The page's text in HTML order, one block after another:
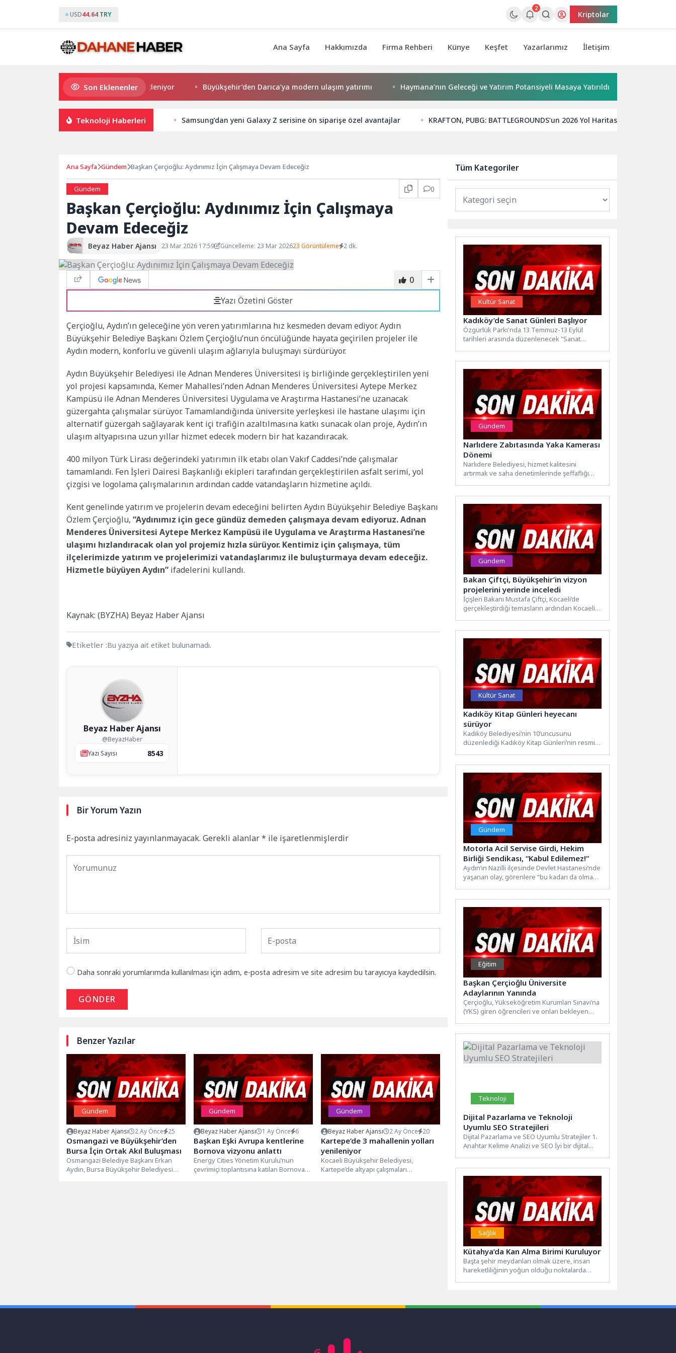
USD44.64 TRY
2
Kriptolar
Ana Sayfa Hakkımızda Firma Rehberi Künye Keşfet Yazarlarımız İletişim
Son Eklenenler
Burhaniye’de Ulaşım Ağı Güçleniyor Büyükşehir’den Darıca’ya modern ulaşım yatırımı Haymana’nın Geleceği ve Yatırım Potansiyeli Masaya Yatırıldı
Teknoloji Haberleri Samsung’dan yeni Galaxy Z serisine ön siparişe özel avantajlar KRAFTON, PUBG: BATTLEGROUNDS’un 2026 Yol Haritasını açıklama
Ana Sayfa Gündem Başkan Çerçioğlu: Aydınımız İçin Çalışmaya Devam Edeceğiz
Gündem 0
Başkan Çerçioğlu: Aydınımız İçin Çalışmaya
Devam Edeceğiz
Beyaz Haber Ajansı 23 Mar 2026 17:59 Güncelleme: 23 Mar 202623 Görüntüleme 2 dk.
0
Yazı Özetini Göster
Çerçioğlu, Aydın’ın geleceğine yön veren yatırımlarına hız kesmeden devam ediyor. Aydın
Büyükşehir Belediye Başkanı Özlem Çerçioğlu’nun öncülüğünde hayata geçirilen projeler ile
Aydın modern, konforlu ve güvenli ulaşım ağlarıyla buluşmayı sürdürüyor.
Aydın Büyükşehir Belediyesi ile Adnan Menderes Üniversitesi iş birliğinde gerçekleştirilen yeni
yol projesi kapsamında, Kemer Mahallesi’nden Adnan Menderes Üniversitesi Aytepe Merkez
Kampüsü ile Adnan Menderes Üniversitesi Uygulama ve Araştırma Hastanesi’ne uzanacak
güzergahta çalışmalar sürüyor. Tamamlandığında üniversite yerleşkesi ile hastane ulaşımı için
alternatif güzergah sağlayarak kent içi trafiğin azaltılmasına katkı sunacak olan proje, Aydın’ın
ulaşım altyapısına uzun yıllar hizmet edecek modern bir hat kazandıracak.
400 milyon Türk Lirası değerindeki yatırımın ilk etabı olan Vakıf Caddesi’nde çalışmalar
tamamlandı. Fen İşleri Dairesi Başkanlığı ekipleri tarafından gerçekleştirilen asfalt serimi, yol
çizgisi ve logolama çalışmalarının ardından cadde vatandaşların hizmetine açıldı.
Kent genelinde yatırım ve projelerin devam edeceğini belirten Aydın Büyükşehir Belediye Başkanı
Özlem Çerçioğlu, “Aydınımız için gece gündüz demeden çalışmaya devam ediyoruz. Adnan
Menderes Üniversitesi Aytepe Merkez Kampüsü ile Uygulama ve Araştırma Hastanesi’ne
ulaşımı hızlandıracak olan yol projemiz hızla sürüyor. Kentimiz için çalışmaya, tüm
ilçelerimizde yatırım ve projelerimizi vatandaşlarımız ile buluşturmaya devam edeceğiz.
Hizmetle büyüyen Aydın” ifadelerini kullandı.
Kaynak: (BYZHA) Beyaz Haber Ajansı
Etiketler :Bu yazıya ait etiket bulunamadı.
Beyaz Haber Ajansı
@BeyazHaber
Yazı Sayısı
8543
Bir Yorum Yazın
E-posta adresiniz yayınlanmayacak. Gerekli alanlar* ile işaretlenmişlerdir
Daha sonraki yorumlarımda kullanılması için adım, e-posta adresim ve site adresim bu tarayıcıya kaydedilsin.
GÖNDER
Benzer Yazılar
Gündem
Beyaz Haber Ajansı 2 Ay Önce 25
Osmangazi ve Büyükşehir’den
Bursa İçin Ortak Akıl Buluşması
Osmangazi Belediye Başkanı Erkan
Aydın, Bursa Büyükşehir Belediyesi
Gündem
Beyaz Haber Ajansı 1 Ay Önce 6
Başkan Eşki Avrupa kentlerine
Bornova vizyonu anlattı
Energy Cities Yönetim Kurulu’nun
çevrimiçi toplantısına katılan Bornova
Gündem
Beyaz Haber Ajansı 2 Ay Önce 20
Kartepe’de 3 mahallenin yolları
yenileniyor
Kocaeli Büyükşehir Belediyesi,
Kartepe’de altyapı çalışmaları
Tüm Kategoriler
Kültür Sanat
Kadıköy’de Sanat Günleri Başlıyor
Özgürlük Parkı'nda 13 Temmuz-13 Eylül
tarihleri arasında düzenlenecek "Sanat
Gündem
Narlıdere Zabıtasında Yaka Kamerası
Dönemi
Narlıdere Belediyesi, hizmet kalitesini
artırmak ve saha denetimlerinde şeffaflığı
Gündem
Bakan Çiftçi, Büyükşehir’in vizyon
projelerini yerinde inceledi
İçişleri Bakanı Mustafa Çiftçi, Kocaeli’de
gerçekleştirdiği temasların ardından Kocaeli
Kültür Sanat
Kadıköy Kitap Günleri heyecanı
sürüyor
Kadıköy Belediyesi’nin 10’uncusunu
düzenlediği Kadıköy Kitap Günleri’nin resmi
Gündem
Motorla Acil Servise Girdi, Hekim
Birliği Sendikası, “Kabul Edilemez!”
Aydın’ın Nazilli ilçesinde Devlet Hastanesi’nde
yaşanan olay, görenlere “bu kadarı da olmaz”
Eğitim
Başkan Çerçioğlu Üniversite
Adaylarının Yanında
Çerçioğlu, Yükseköğretim Kurumları Sınavı’na
(YKS) giren öğrencileri ve onları bekleyen
Teknoloji
Dijital Pazarlama ve Teknoloji
Uyumlu SEO Stratejileri
Dijital Pazarlama ve SEO Uyumlu Stratejiler 1.
Anahtar Kelime Analizi ve SEO İyi bir dijital...
Sağlık
Kütahya’da Kan Alma Birimi Kuruluyor
Başta şehir meydanları olmak üzere, insan
hareketliliğinin yoğun olduğu noktalarda